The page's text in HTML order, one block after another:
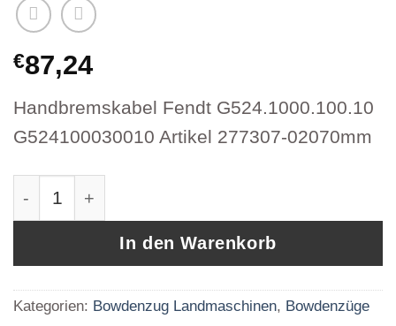
€87,24
Handbremskabel Fendt G524.1000.100.10
G524100030010 Artikel 277307-02070mm
In den Warenkorb
Kategorien: Bowdenzug Landmaschinen, Bowdenzüge